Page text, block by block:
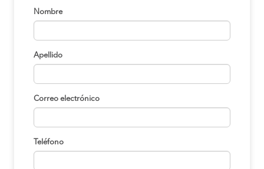
Nombre
Apellido
Correo electrónico
Teléfono